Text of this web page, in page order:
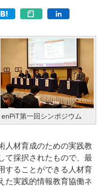
enPiT第一回シンポジウム
人材育成のための実践教
て採択されたもので、最
することができる人材育
た実践的情報教育協働ネ